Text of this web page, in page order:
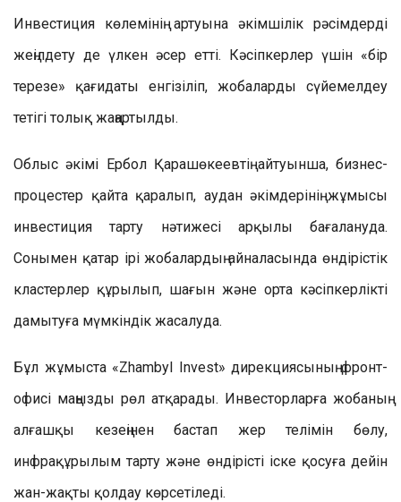
Инвестиция көлемінің артуына әкімшілік рәсімдерді
жеңілдету де үлкен әсер етті. Кәсіпкерлер үшін «бір
терезе» қағидаты енгізіліп, жобаларды сүйемелдеу
тетігі толық жаңартылды.
Облыс әкімі Ербол Қарашөкеевтің айтуынша, бизнес-
процестер қайта қаралып, аудан әкімдерінің жұмысы
инвестиция тарту нәтижесі арқылы бағалануда.
Сонымен қатар ірі жобалардың айналасында өндірістік
кластерлер құрылып, шағын және орта кәсіпкерлікті
дамытуға мүмкіндік жасалуда.
Бұл жұмыста «Zhambyl Invest» дирекциясының фронт-
офисі маңызды рөл атқарады. Инвесторларға жобаның
алғашқы кезеңінен бастап жер телімін бөлу,
инфрақұрылым тарту және өндірісті іске қосуға дейін
жан-жақты қолдау көрсетіледі.